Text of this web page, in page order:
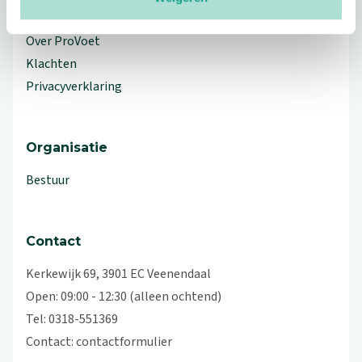
Workshops en lezingen
Over ProVoet
Klachten
Privacyverklaring
Organisatie
Bestuur
Contact
Kerkewijk 69, 3901 EC Veenendaal
Open: 09:00 - 12:30 (alleen ochtend)
Tel: 0318-551369
Contact:contactformulier